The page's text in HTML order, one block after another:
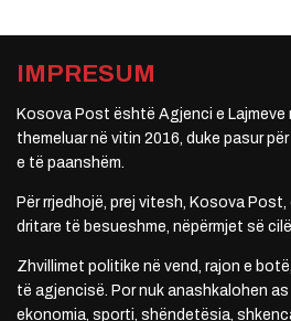
IMPRESUM
Kosova Post është Agjenci e Lajmeve
themeluar në vitin 2016, duke pasur
e të paanshëm.
Për rrjedhojë, prej vitesh, Kosova
dritare të besueshme, nëpërmjet së
Zhvillimet politike në vend, rajon e
të agjencisë. Por nuk anashkalohen
ekonomia, sporti, shëndetësia,